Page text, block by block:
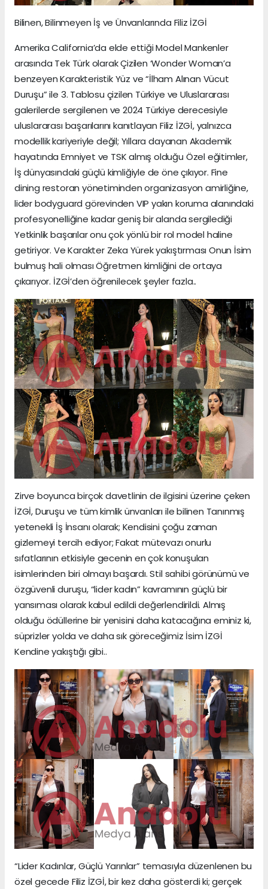
Bilinen, Bilinmeyen İş ve Ünvanlarında Filiz İZGİ
Amerika California’da elde ettiği Model Mankenler
arasında Tek Türk olarak Çizilen ‘Wonder Woman’a
benzeyen Karakteristik Yüz ve “İlham Alınan Vücut
Duruşu” ile 3. Tablosu çizilen Türkiye ve Uluslararası
galerilerde sergilenen ve 2024 Türkiye derecesiyle
uluslararası başarılarını kanıtlayan Filiz İZGİ, yalnızca
modellik kariyeriyle değil; Yıllara dayanan Akademik
hayatında Emniyet ve TSK almış olduğu Özel eğitimler,
İş dünyasındaki güçlü kimliğiyle de öne çıkıyor. Fine
dining restoran yönetiminden organizasyon amirliğine,
lider bodyguard görevinden VIP yakın koruma alanındaki
profesyonelliğine kadar geniş bir alanda sergilediği
Yetkinlik başarılar onu çok yönlü bir rol model haline
getiriyor. Ve Karakter Zeka Yürek yakıştırması Onun İsim
bulmuş hali olması Öğretmen kimliğini de ortaya
çıkarıyor. İZGİ’den öğrenilecek şeyler fazla..
Zirve boyunca birçok davetlinin de ilgisini üzerine çeken
İZGİ, Duruşu ve tüm kimlik ünvanları ile bilinen Tanınmış
yetenekli İş İnsanı olarak; Kendisini çoğu zaman
gizlemeyi tercih ediyor; Fakat mütevazı onurlu
sıfatlarının etkisiyle gecenin en çok konuşulan
isimlerinden biri olmayı başardı. Stil sahibi görünümü ve
özgüvenli duruşu, “lider kadın” kavramının güçlü bir
yansıması olarak kabul edildi değerlendirildi. Almış
olduğu ödüllerine bir yenisini daha katacağına eminiz ki,
süprizler yolda ve daha sık göreceğimiz İsim İZGİ
Kendine yakıştığı gibi..
“Lider Kadınlar, Güçlü Yarınlar” temasıyla düzenlenen bu
özel gecede Filiz İZGİ, bir kez daha gösterdi ki; gerçek